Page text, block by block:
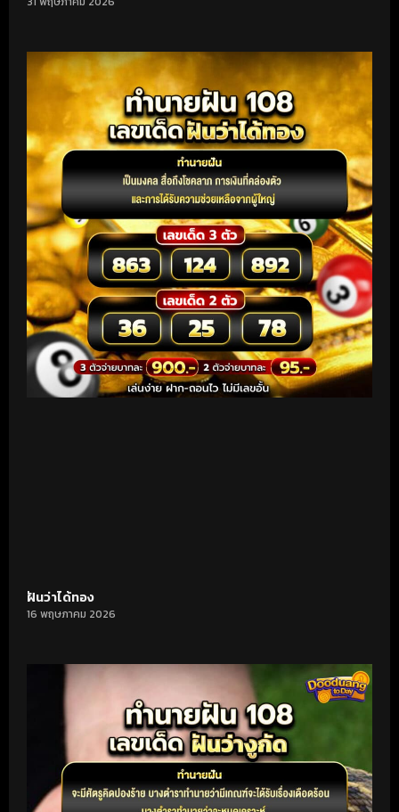
ฝันว่าได้ทอง
16 พฤษภาคม 2026